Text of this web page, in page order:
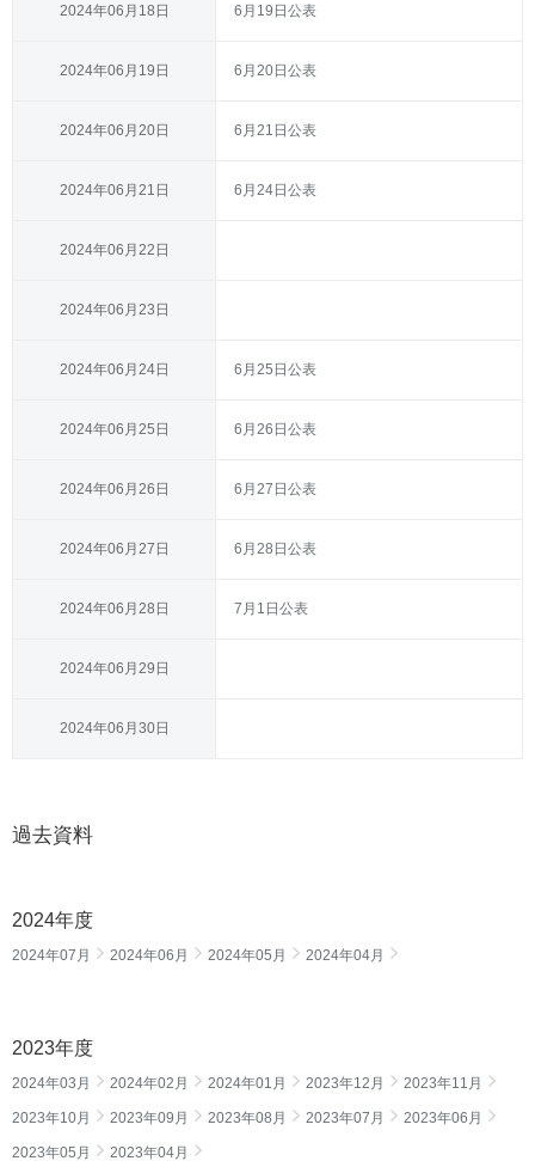
2024年06月18日 6月19日公表
2024年06月19日 6月20日公表
2024年06月20日 6月21日公表
2024年06月21日 6月24日公表
2024年06月22日
2024年06月23日
2024年06月24日 6月25日公表
2024年06月25日 6月26日公表
2024年06月26日 6月27日公表
2024年06月27日 6月28日公表
2024年06月28日 7月1日公表
2024年06月29日
2024年06月30日
過去資料
2024年度
2024年07月 2024年06月 2024年05月 2024年04月
2023年度
2024年03月 2024年02月 2024年01月 2023年12月 2023年11月
2023年10月 2023年09月 2023年08月 2023年07月 2023年06月
2023年05月 2023年04月